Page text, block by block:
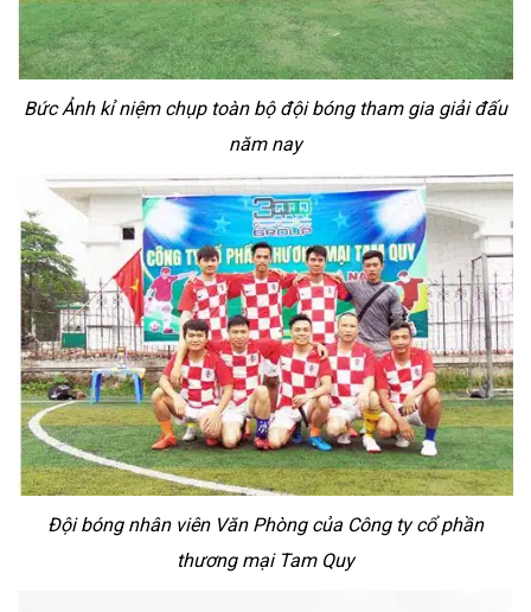
Bức Ảnh kỉ niệm chụp toàn bộ đội bóng tham gia giải đấu
năm nay
Đội bóng nhân viên Văn Phòng của Công ty cổ phần
thương mại Tam Quy